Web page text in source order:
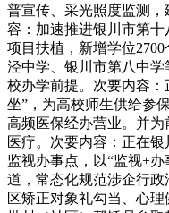
普宣传、采光照度监测
容：加速推进银川市第
项目扶植，新增学位
泾中学、银川市第八中
校办学前提。次要内容
坐”，为高校师生供给参
高频医保经办营业。并
医疗。次要内容：正在
监视办事点，以“监视+
道，常态化规范涉企行
区矫正对象礼勾当、心